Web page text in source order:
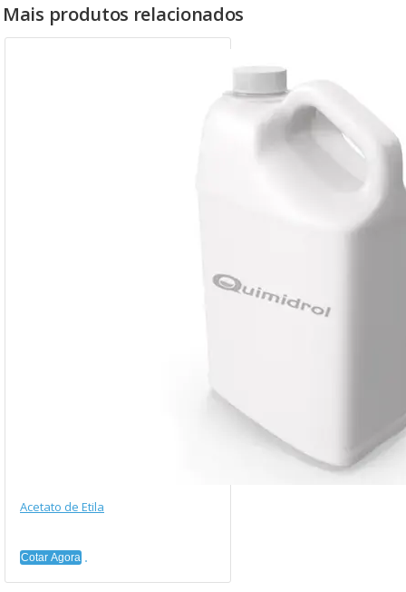
Mais produtos relacionados
Acetato de Etila
Cotar Agora